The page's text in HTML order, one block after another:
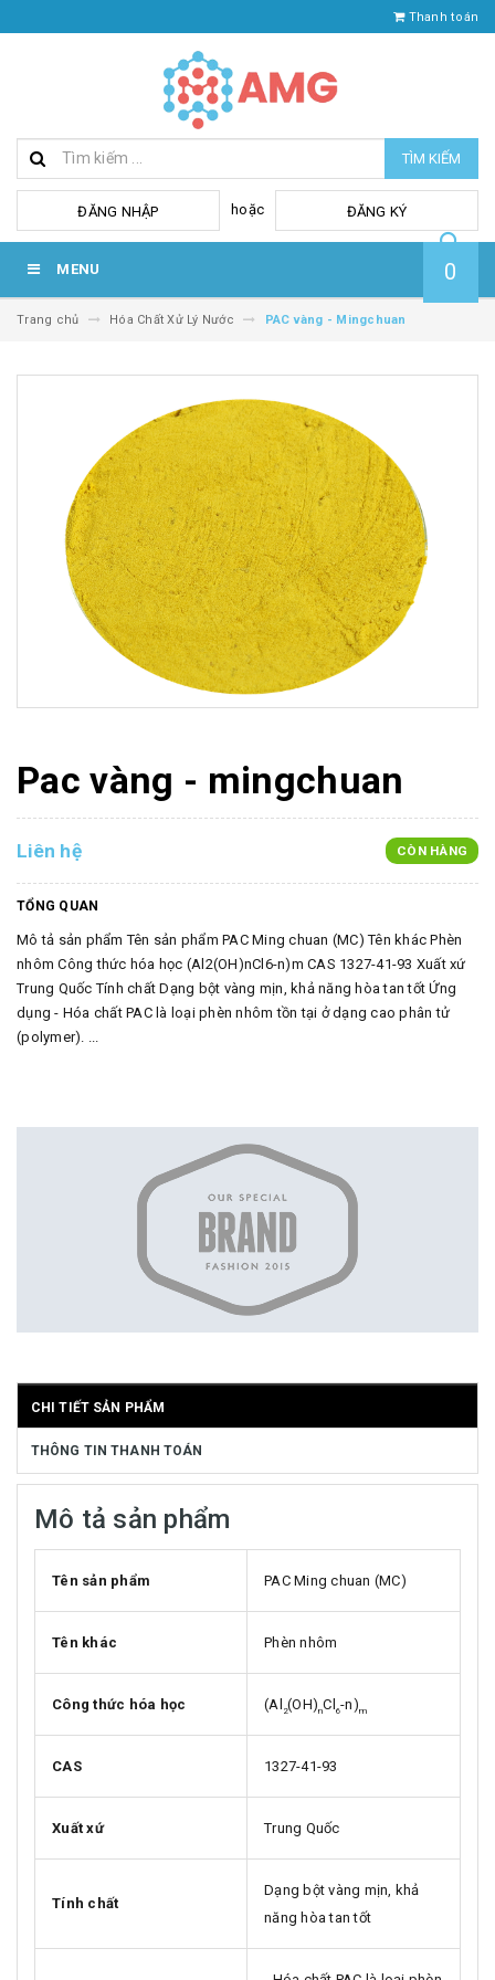
Thanh toán
TÌM KIẾM
ĐĂNG NHẬP hoặc ĐĂNG KÝ
MENU 0
Trang chủ Hóa Chất Xử Lý Nước PAC vàng - Mingchuan
Pac vàng - mingchuan
Liên hệ CÒN HÀNG
TỔNG QUAN
Mô tả sản phẩm Tên sản phẩm PAC Ming chuan (MC) Tên khác Phèn
nhôm Công thức hóa học (Al2(OH)nCl6-n)m CAS 1327-41-93 Xuất xứ
Trung Quốc Tính chất Dạng bột vàng mịn, khả năng hòa tan tốt Ứng
dụng - Hóa chất PAC là loại phèn nhôm tồn tại ở dạng cao phân tử
(polymer). ...
CHI TIẾT SẢN PHẨM
THÔNG TIN THANH TOÁN
Mô tả sản phẩm
Tên sản phẩm PAC Ming chuan (MC)
Tên khác Phèn nhôm
Công thức hóa học (Al 2(OH)nCl6-n)m
CAS 1327-41-93
Xuất xứ Trung Quốc
Tính chất
Dạng bột vàng mịn, khả
năng hòa tan tốt